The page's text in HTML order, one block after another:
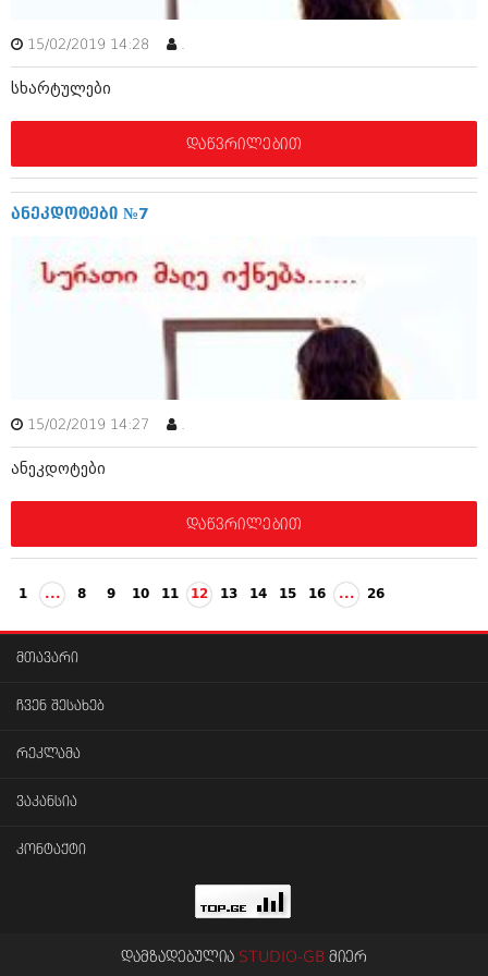
აპრილი 2010 (229)
თებერვალი 2010 (421)
იანვარი 2010 (422)
დეკემბერი 2009 (510)
ოქტომბერი 2009 (382)
სექტემბერი 2009 (541)
თებერვალი 0216 (1)
დეკემბერი 0215 (1)
ოქტომბერი 0215 (1)
აგვისტო 0215 (2)
აგვისტო 0212 (1)
ნოემბერი 0201 (1)
15/02/2019 14:28 .
სხარტულები
დაწვრილებით
ანეკდოტები №7
15/02/2019 14:27 .
ანეკდოტები
დაწვრილებით
1 ... 8 9 10 11 12 13 14 15 16 ... 26
მთავარი
ჩვენ შესახებ
რეკლამა
ვაკანსია
კონტაქტი
დამზადებულია STUDIO-GB მიერ